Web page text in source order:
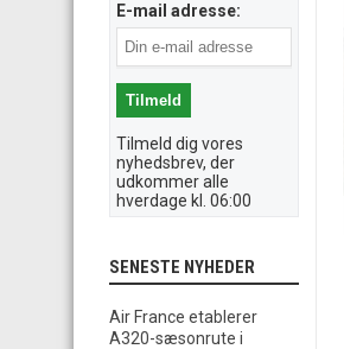
E-mail adresse:
Tilmeld dig vores
nyhedsbrev, der
udkommer alle
hverdage kl. 06:00
SENESTE NYHEDER
Air France etablerer
A320-sæsonrute i